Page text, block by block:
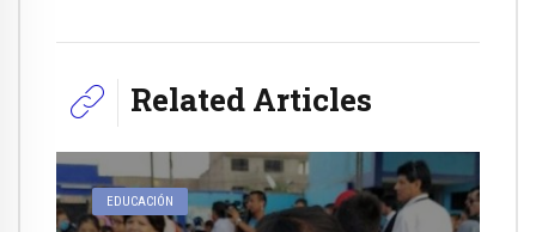
Related Articles
EDUCACIÓN